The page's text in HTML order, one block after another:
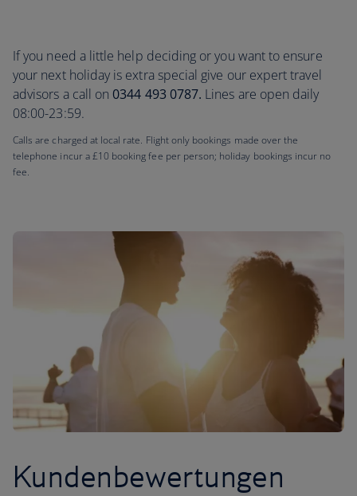
If you need a little help deciding or you want to ensure
your next holiday is extra special give our expert travel
advisors a call on 0344 493 0787. Lines are open daily
08:00-23:59.
Calls are charged at local rate. Flight only bookings made over the
telephone incur a £10 booking fee per person; holiday bookings incur no
fee.
Kundenbewertungen